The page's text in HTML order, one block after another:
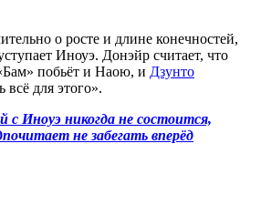
о росте и длине конечностей,
Иноуэ. Донэйр считает, что
побьёт и Наою, и Дзунто
всё для этого».
с Иноуэ никогда не состоится,
не забегать вперёд